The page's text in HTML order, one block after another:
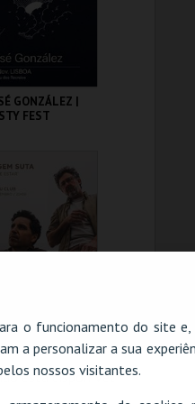
o funcionamento do site
a personalizar a sua
nossos visitantes.
COMPRAR
GONZÁLEZ |
FEST
MAIS INFO
COMPRAR
SUTA |
DE ESTAR
DE LISBOA
está disponível